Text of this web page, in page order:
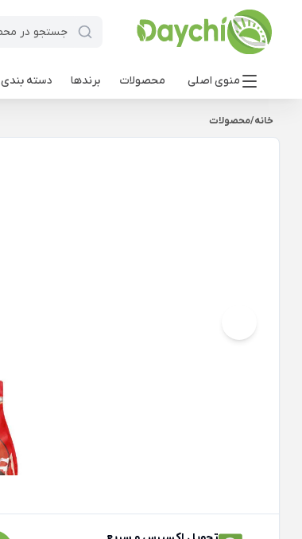
منوی اصلی محصولات برندها دسته
خانه/محصولات